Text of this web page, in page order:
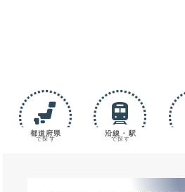
都道府県
で探す
沿線・駅
で探す